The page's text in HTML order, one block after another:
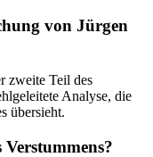
von Jürgen
zweite Teil des
Analyse, die
übersieht.